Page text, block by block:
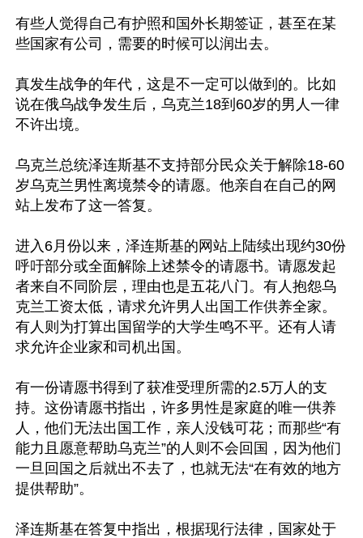
有些人觉得自己有护照和国外长期签证，甚至在某
些国家有公司，需要的时候可以润出去。
真发生战争的年代，这是不一定可以做到的。比如
说在俄乌战争发生后，乌克兰18到60岁的男人一律
不许出境。
乌克兰总统泽连斯基不支持部分民众关于解除18-60
岁乌克兰男性离境禁令的请愿。他亲自在自己的网
站上发布了这一答复。
进入6月份以来，泽连斯基的网站上陆续出现约30份
呼吁部分或全面解除上述禁令的请愿书。请愿发起
者来自不同阶层，理由也是五花八门。有人抱怨乌
克兰工资太低，请求允许男人出国工作供养全家。
有人则为打算出国留学的大学生鸣不平。还有人请
求允许企业家和司机出国。
有一份请愿书得到了获准受理所需的2.5万人的支
持。这份请愿书指出，许多男性是家庭的唯一供养
人，他们无法出国工作，亲人没钱可花；而那些“有
能力且愿意帮助乌克兰”的人则不会回国，因为他们
一旦回国之后就出不去了，也就无法“在有效的地方
提供帮助”。
泽连斯基在答复中指出，根据现行法律，国家处于